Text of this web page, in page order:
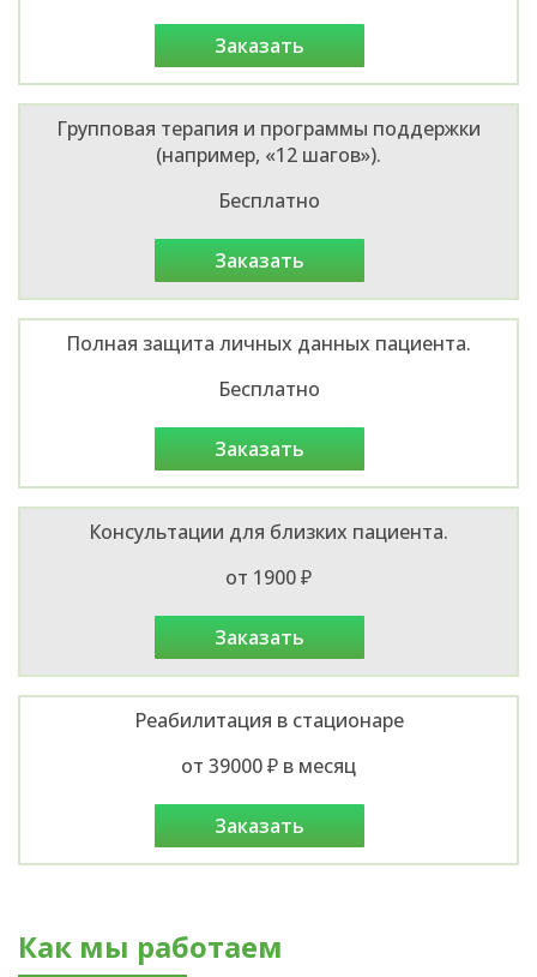
заказать
Групповая терапия и программы поддержки
(например, «12 шагов»).
Бесплатно
заказать
Полная защита личных данных пациента.
Бесплатно
заказать
Консультации для близких пациента.
от 1900 ₽
заказать
Реабилитация в стационаре
от 39000 ₽ в месяц
заказать
Как мы работаем